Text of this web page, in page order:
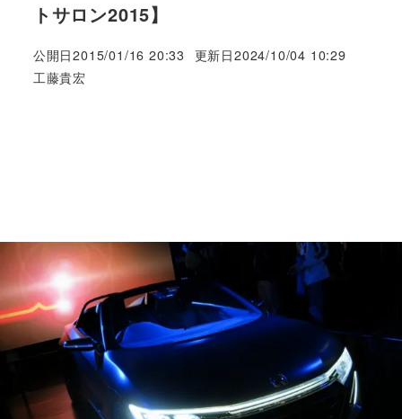
トサロン2015】
公開日2015/01/16 20:33 更新日2024/10/04 10:29
著
工藤貴宏